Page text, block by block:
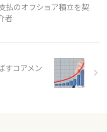
払のオフショア積立を契
者
すコアメン